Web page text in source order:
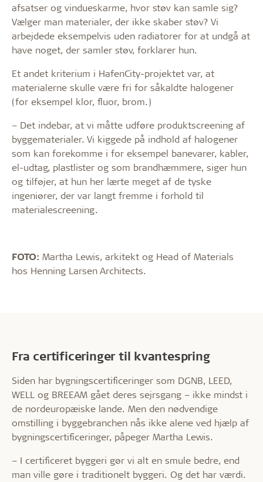
afsatser og vindueskarme, hvor støv kan samle sig?
Vælger man materialer, der ikke skaber støv? Vi
arbejdede eksempelvis uden radiatorer for at undgå at
have noget, der samler støv, forklarer hun.
Et andet kriterium i HafenCity-projektet var, at
materialerne skulle være fri for såkaldte halogener
(for eksempel klor, fluor, brom.)
– Det indebar, at vi måtte udføre produktscreening af
byggematerialer. Vi kiggede på indhold af halogener
som kan forekomme i for eksempel banevarer, kabler,
el-udtag, plastlister og som brandhæmmere, siger hun
og tilføjer, at hun her lærte meget af de tyske
ingeniører, der var langt fremme i forhold til
materialescreening.
FOTO: Martha Lewis, arkitekt og Head of Materials
hos Henning Larsen Architects.
Fra certificeringer til kvantespring
Siden har bygningscertificeringer som DGNB, LEED,
WELL og BREEAM gået deres sejrsgang – ikke mindst i
de nordeuropæiske lande. Men den nødvendige
omstilling i byggebranchen nås ikke alene ved hjælp af
bygningscertificeringer, påpeger Martha Lewis.
– I certificeret byggeri gør vi alt en smule bedre, end
man ville gøre i traditionelt byggeri. Og det har værdi.